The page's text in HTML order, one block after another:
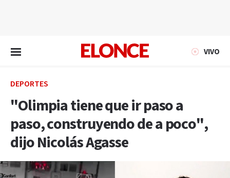
VIVO
DEPORTES
"Olimpia tiene que ir paso a
paso, construyendo de a poco",
dijo Nicolás Agasse